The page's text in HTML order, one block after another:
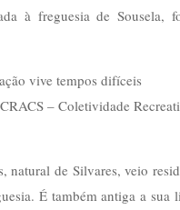
à freguesia de Sousela,
vive tempos difíceis
– Coletividade
natural de Silvares, veio
É também antiga a